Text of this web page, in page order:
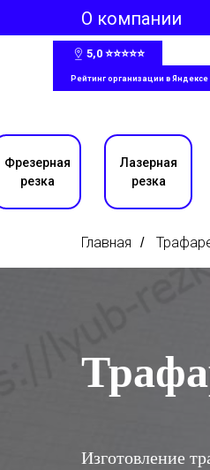
О компании
Фрезерная
резка
Лазерная
резка
Главная /
Изготовление
5,0 ⭐⭐⭐⭐⭐
Рейтинг организации в Яндексе